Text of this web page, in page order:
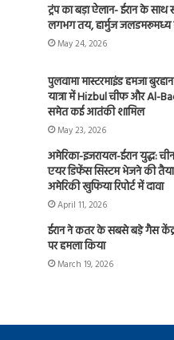
ट्रंप का बड़ा ऐलान- ईरान के
लगभग तय, हार्मुज
May 24, 2026
पुलवामा मास्टरमाइंड हमजा
यात्रा में Hizbul चीफ और Al-
समेत कई आतंकी शामिल
May 23, 2026
अमेरिका-इजरायल-ईरान युद्ध:
एयर डिफेंस सिस्टम भेजने की
अमेरिकी खुफिया रिपोर्ट में दावा
April 11, 2026
ईरान ने कतर के सबसे बड़े गैस
पर हमला किया
March 19, 2026